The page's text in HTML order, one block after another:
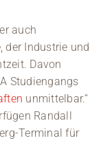
auch
der Industrie und
Davon
Studiengangs
unmittelbar.“
Randall
Terminal für